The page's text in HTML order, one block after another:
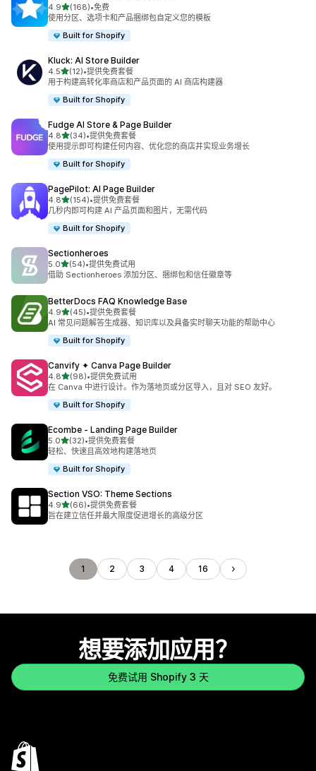
4.9星（满分 5 星）
(168)
总共 168 条评论
•免费
使用分区、选项卡和产品捆绑包自定义您的模板
Built for Shopify
Kluck: AI Store Builder
4.5星（满分 5 星）
(12)
总共 12 条评论
•提供免费套餐
用于构建高转化率商店和产品页面的 AI 商店构建器
Built for Shopify
Fudge AI Store & Page Builder
4.8星（满分 5 星）
(34)
总共 34 条评论
•提供免费套餐
使用提示即可构建任何内容、优化您的商店并实现业务增长
Built for Shopify
PagePilot: AI Page Builder
4.8星（满分 5 星）
(154)
总共 154 条评论
•提供免费套餐
几秒内即可构建 AI 产品页面和图片，无需代码
Built for Shopify
Sectionheroes
5.0星（满分 5 星）
(54)
总共 54 条评论
•提供免费试用
借助 Sectionheroes 添加分区、捆绑包和信任徽章等
BetterDocs FAQ Knowledge Base
4.9星（满分 5 星）
(45)
总共 45 条评论
•提供免费套餐
AI 常见问题解答生成器、知识库以及具备实时聊天功能的帮助中心
Built for Shopify
Canvify ✦ Canva Page Builder
4.8星（满分 5 星）
(98)
总共 98 条评论
•提供免费试用
在 Canva 中进行设计。作为落地页或分区导入，且对 SEO 友好。
Built for Shopify
Ecombe ‑ Landing Page Builder
5.0星（满分 5 星）
(32)
总共 32 条评论
•提供免费套餐
轻松、快速且高效地构建落地页
Built for Shopify
Section VSO: Theme Sections
4.9星（满分 5 星）
(66)
总共 66 条评论
•提供免费套餐
旨在建立信任并最大限度促进增长的高级分区
1 2 3 4 16
想要添加应用？
免费试用 Shopify 3 天